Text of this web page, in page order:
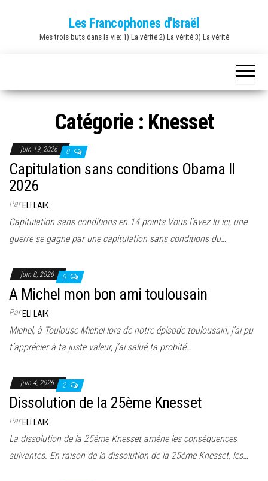
Les Francophones d'Israël
Mes trois buts dans la vie: 1) La vérité 2) La vérité 3) La vérité
Catégorie : Knesset
juin 19, 2026 0
Capitulation sans conditions Obama II
2026
ParELI LAIK
Capitulation sans conditions en 14 points Vous l’avez lu ici, une
guerre se gagne par une capitulation sans conditions du…
juin 8, 2026 0
A Michel mon bon ami toulousain
ParELI LAIK
Michel, à Toulouse Michel lors de notre épisode toulousain, j’ai pu
t’apprécier à ta juste valeur, j’ai salué ta probité…
juin 4, 2026 2
Dissolution de la 25ème Knesset
ParELI LAIK
La dissolution de la 25ème Knesset amène les conséquences
suivantes. En raison de la dissolution de la 25ème Knesset, les…